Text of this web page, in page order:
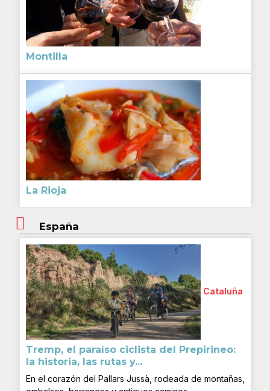
Montilla
La Rioja
España
Cataluña
Tremp, el paraíso ciclista del Prepirineo:
la historia, las rutas y...
En el corazón del Pallars Jussà, rodeada de montañas,